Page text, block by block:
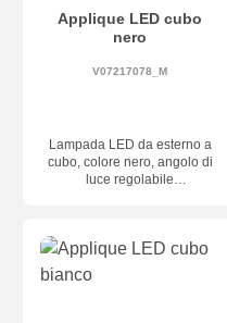
Applique LED cubo
nero
V07217078_M
Lampada LED da esterno a
cubo, colore nero, angolo di
luce regolabile